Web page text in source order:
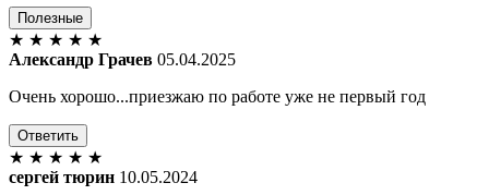
Полезные
★ ★ ★ ★ ★
Александр Грачев 05.04.2025
Очень хорошо...приезжаю по работе уже не первый год
Ответить
★ ★ ★ ★ ★
сергей тюрин 10.05.2024